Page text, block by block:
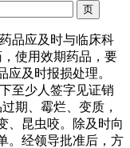
品应及时与临床科
使用效期药品，要
及时报损处理。
至少人签字见证销
期、霉烂、变质，
、昆虫咬。除及时向
。经领导批准后，方